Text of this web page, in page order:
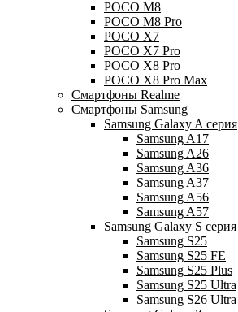
POCO M8
POCO M8 Pro
POCO X7
POCO X7 Pro
POCO X8 Pro
POCO X8 Pro Max
Смартфоны Realme
Смартфоны Samsung
Samsung Galaxy A серия
Samsung A17
Samsung A26
Samsung A36
Samsung A37
Samsung A56
Samsung A57
Samsung Galaxy S серия
Samsung S25
Samsung S25 FE
Samsung S25 Plus
Samsung S25 Ultra
Samsung S26 Ultra